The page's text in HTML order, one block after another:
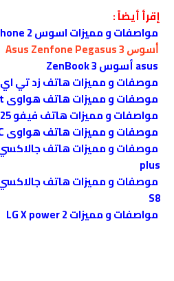
إقرأ أيضاً :
مواصفات و مميزات اسوس Asus ROG Phone 2 للألعاب
ﺃﺳﻮﺱ Asus Zenfone Pegasus 3
موصفات و مميزات هاتف زد تي اي ZTE Axon 7s
موصفات و مميزات هاتف هواوى Huawei Y6II Compact
مواصفات و مميزات هاتف فيفو Vivo Y25
موصفات و مميزات هاتف هواوى Huawei Honor 6C
plus
S8
مواصفات و مميزات LG X power 2